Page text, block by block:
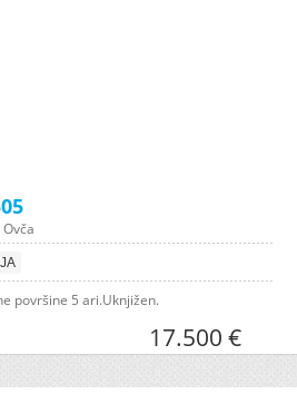
površine 5 ari.Uknjižen.
17.500 €